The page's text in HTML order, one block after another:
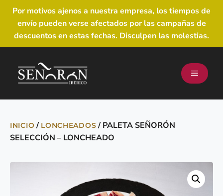
Por motivos ajenos a nuestra empresa, los tiempos de
envío pueden verse afectados por las campañas de
descuentos en estas fechas. Disculpen las molestias.
INICIO/ LONCHEADOS/ PALETA SEÑORÓN
SELECCIÓN – LONCHEADO